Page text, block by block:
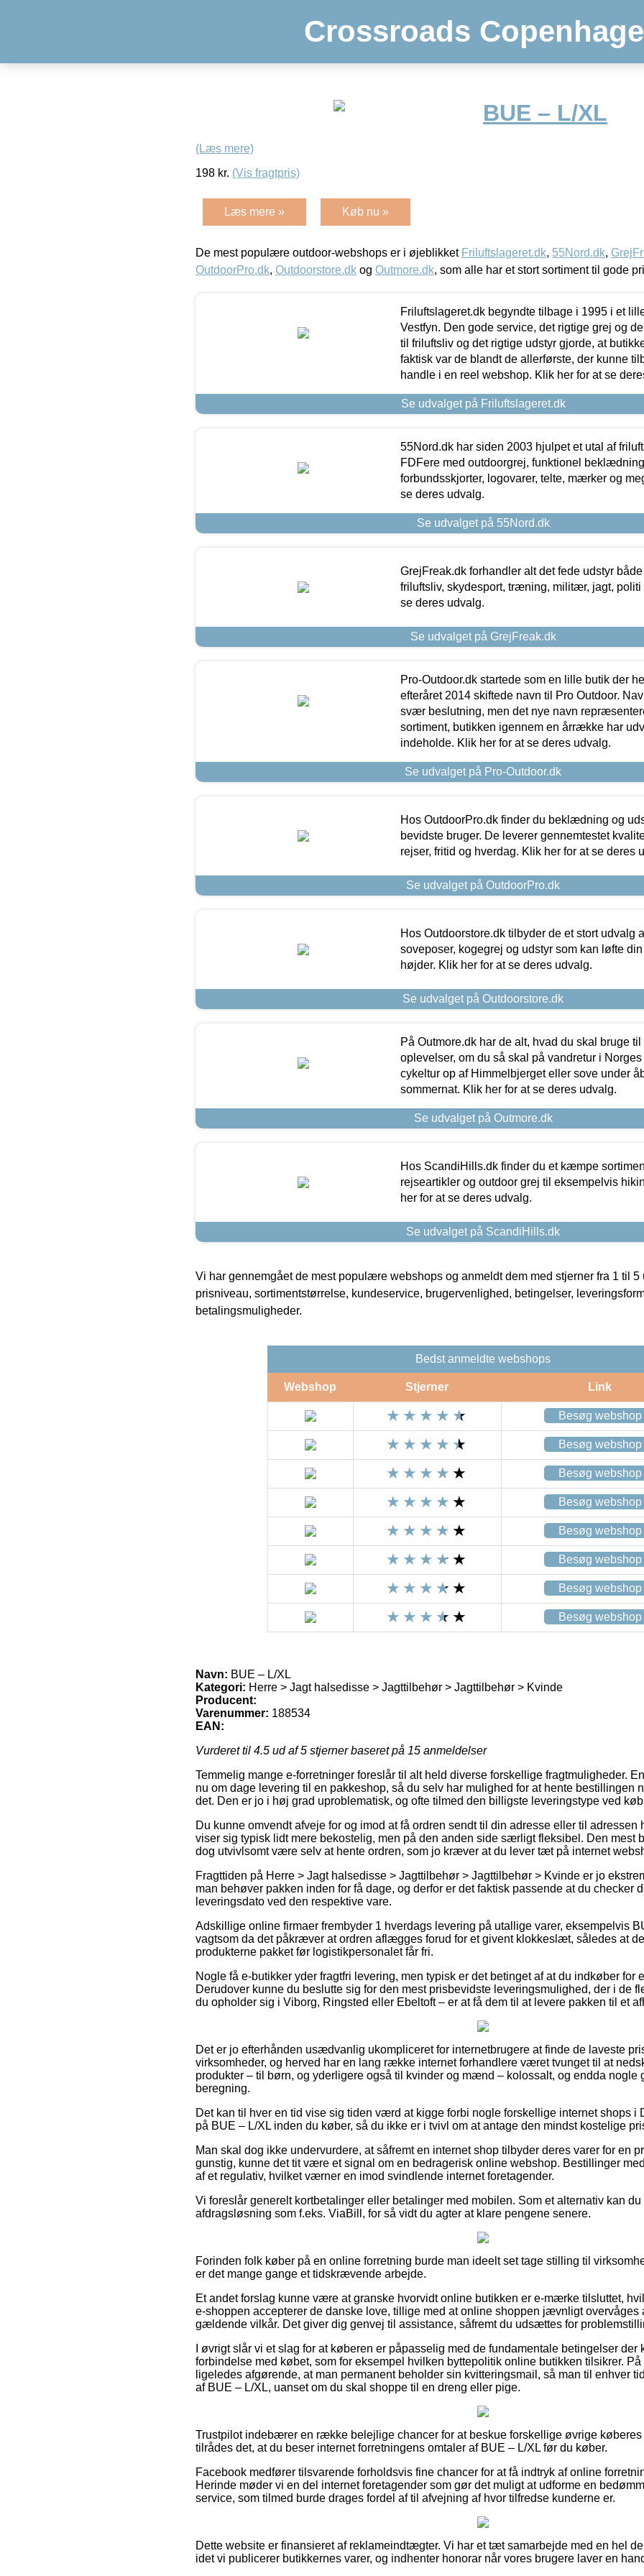
Crossroads
BUE – L/XL
(Læs mere)
198 kr. (Vis fragtpris)
Læs mere » Køb nu »
De mest populære outdoor-webshops er i øjeblikket Friluftslageret.dk, 55Nord.dk,
OutdoorPro.dk, Outdoorstore.dk og Outmore.dk, som alle har et stort sortiment til gode
Friluftslageret.dk begyndte tilbage i 1995 i et
Vestfyn. Den gode service, det rigtige grej og
til friluftsliv og det rigtige udstyr gjorde, at
faktisk var de blandt de allerførste, der kunne
handle i en reel webshop. Klik her for at se
Se udvalget på Friluftslageret.dk
55Nord.dk har siden 2003 hjulpet et utal af
FDFere med outdoorgrej, funktionel
forbundsskjorter, logovarer, telte, mærker og
se deres udvalg.
Se udvalget på 55Nord.dk
GrejFreak.dk forhandler alt det fede udstyr
friluftsliv, skydesport, træning, militær, jagt, politi
se deres udvalg.
Se udvalget på GrejFreak.dk
Pro-Outdoor.dk startede som en lille butik der
efteråret 2014 skiftede navn til Pro Outdoor.
svær beslutning, men det nye navn
sortiment, butikken igennem en årrække har
indeholde. Klik her for at se deres udvalg.
Se udvalget på Pro-Outdoor.dk
Hos OutdoorPro.dk finder du beklædning og
bevidste bruger. De leverer gennemtestet
rejser, fritid og hverdag. Klik her for at se deres
Se udvalget på OutdoorPro.dk
Hos Outdoorstore.dk tilbyder de et stort udvalg
soveposer, kogegrej og udstyr som kan løfte
højder. Klik her for at se deres udvalg.
Se udvalget på Outdoorstore.dk
På Outmore.dk har de alt, hvad du skal bruge
oplevelser, om du så skal på vandretur i
cykeltur op af Himmelbjerget eller sove under
sommernat. Klik her for at se deres udvalg.
Se udvalget på Outmore.dk
Hos ScandiHills.dk finder du et kæmpe
rejseartikler og outdoor grej til eksempelvis
her for at se deres udvalg.
Se udvalget på ScandiHills.dk
Vi har gennemgået de mest populære webshops og anmeldt dem med stjerner fra 1 til 5
prisniveau, sortimentstørrelse, kundeservice, brugervenlighed, betingelser,
betalingsmuligheder.
Bedst anmeldte webshops
Webshop Stjerner Link
Besøg webshop
Besøg webshop
Besøg webshop
Besøg webshop
Besøg webshop
Besøg webshop
Besøg webshop
Besøg webshop
Navn: BUE – L/XL
Kategori: Herre > Jagt halsedisse > Jagttilbehør > Jagttilbehør > Kvinde
Producent:
Varenummer: 188534
EAN:
Vurderet til 4.5 ud af 5 stjerner baseret på 15 anmeldelser
Temmelig mange e-forretninger foreslår til alt held diverse forskellige fragtmuligheder.
nu om dage levering til en pakkeshop, så du selv har mulighed for at hente bestillingen
det. Den er jo i høj grad uproblematisk, og ofte tilmed den billigste leveringstype ved
Du kunne omvendt afveje for og imod at få ordren sendt til din adresse eller til adressen
viser sig typisk lidt mere bekostelig, men på den anden side særligt fleksibel. Den mest
dog utvivlsomt være selv at hente ordren, som jo kræver at du lever tæt på internet
Fragttiden på Herre > Jagt halsedisse > Jagttilbehør > Jagttilbehør > Kvinde er jo
man behøver pakken inden for få dage, og derfor er det faktisk passende at du checker
leveringsdato ved den respektive vare.
Adskillige online firmaer frembyder 1 hverdags levering på utallige varer, eksempelvis
vagtsom da det påkræver at ordren aflægges forud for et givent klokkeslæt, således at
produkterne pakket før logistikpersonalet får fri.
Nogle få e-butikker yder fragtfri levering, men typisk er det betinget af at du indkøber for
Derudover kunne du beslutte sig for den mest prisbevidste leveringsmulighed, der i de
du opholder sig i Viborg, Ringsted eller Ebeltoft – er at få dem til at levere pakken til et
Det er jo efterhånden usædvanlig ukompliceret for internetbrugere at finde de laveste
virksomheder, og herved har en lang række internet forhandlere været tvunget til at
produkter – til børn, og yderligere også til kvinder og mænd – kolossalt, og endda nogle
beregning.
Det kan til hver en tid vise sig tiden værd at kigge forbi nogle forskellige internet shops i
på BUE – L/XL inden du køber, så du ikke er i tvivl om at antage den mindst kostelige
Man skal dog ikke undervurdere, at såfremt en internet shop tilbyder deres varer for en
gunstig, kunne det tit være et signal om en bedragerisk online webshop. Bestillinger
af et regulativ, hvilket værner en imod svindlende internet foretagender.
Vi foreslår generelt kortbetalinger eller betalinger med mobilen. Som et alternativ kan du
afdragsløsning som f.eks. ViaBill, for så vidt du agter at klare pengene senere.
Forinden folk køber på en online forretning burde man ideelt set tage stilling til
er det mange gange et tidskrævende arbejde.
Et andet forslag kunne være at granske hvorvidt online butikken er e-mærke tilsluttet,
e-shoppen accepterer de danske love, tillige med at online shoppen jævnligt overvåges
gældende vilkår. Det giver dig genvej til assistance, såfremt du udsættes for
I øvrigt slår vi et slag for at køberen er påpasselig med de fundamentale betingelser
forbindelse med købet, som for eksempel hvilken byttepolitik online butikken tilsikrer. På
ligeledes afgørende, at man permanent beholder sin kvitteringsmail, så man til enhver
af BUE – L/XL, uanset om du skal shoppe til en dreng eller pige.
Trustpilot indebærer en række belejlige chancer for at beskue forskellige øvrige køberes
tilrådes det, at du beser internet forretningens omtaler af BUE – L/XL før du køber.
Facebook medfører tilsvarende forholdsvis fine chancer for at få indtryk af online
Herinde møder vi en del internet foretagender som gør det muligt at udforme en
service, som tilmed burde drages fordel af til afvejning af hvor tilfredse kunderne er.
Dette website er finansieret af reklameindtægter. Vi har et tæt samarbejde med en hel
idet vi publicerer butikkernes varer, og indhenter honorar når vores brugere laver en